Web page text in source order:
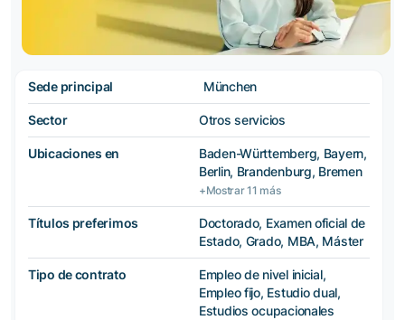
Sede principal München
Sector Otros servicios
Ubicaciones en
Baden-Württemberg, Bayern,
Berlin, Brandenburg, Bremen
+Mostrar 11 más
Títulos preferimos
Doctorado, Examen oficial de
Estado, Grado, MBA, Máster
Tipo de contrato
Empleo de nivel inicial,
Empleo fijo, Estudio dual,
Estudios ocupacionales